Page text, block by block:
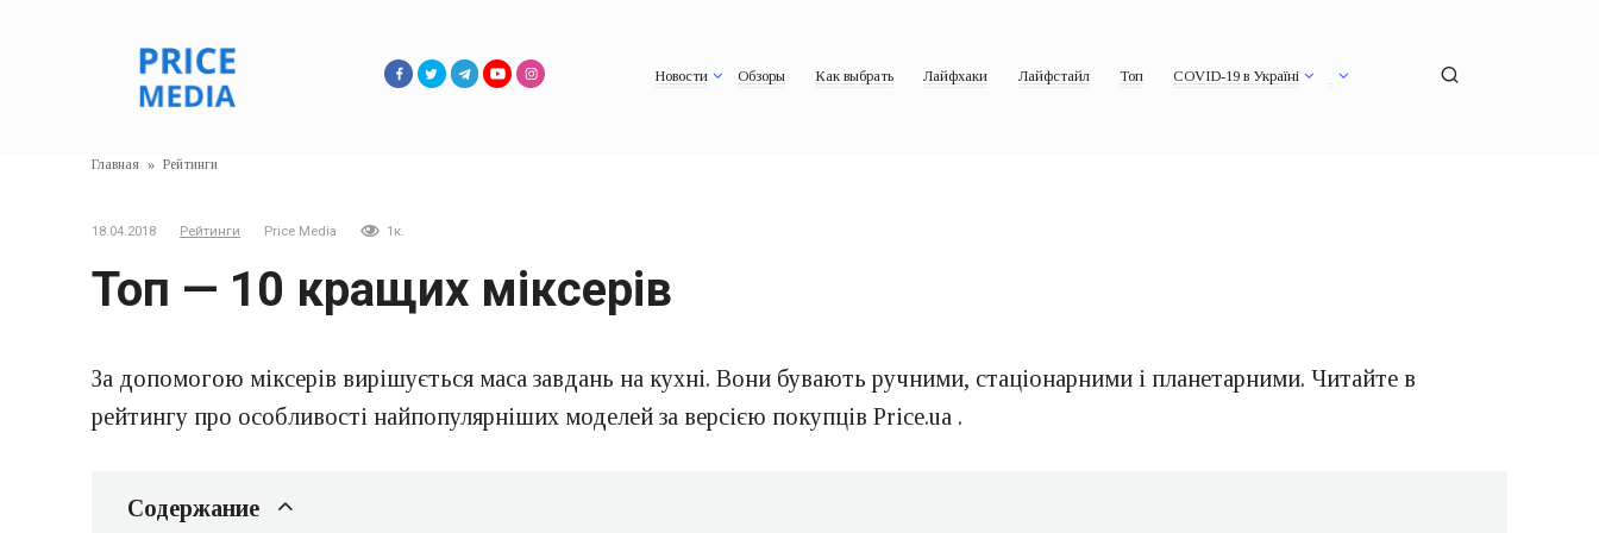
Новости Обзоры Как выбрать Лайфхаки Лайфстайл Топ COVID-19 в Україні
Главная » Рейтинги
18.04.2018 Рейтинги Price Media 1к.
Топ — 10 кращих міксерів
За допомогою міксерів вирішується маса завдань на кухні. Вони бувають ручними, стаціонарними і планетарними. Читайте в
рейтингу про особливості найпопулярніших моделей за версією покупців Price.ua .
Содержание